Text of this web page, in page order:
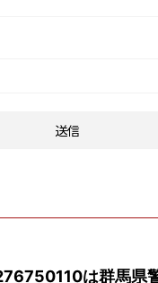
は群馬県